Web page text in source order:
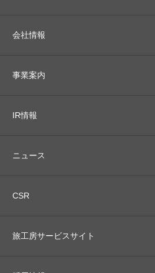
会社情報
事業案内
IR情報
ニュース
CSR
旅工房サービスサイト